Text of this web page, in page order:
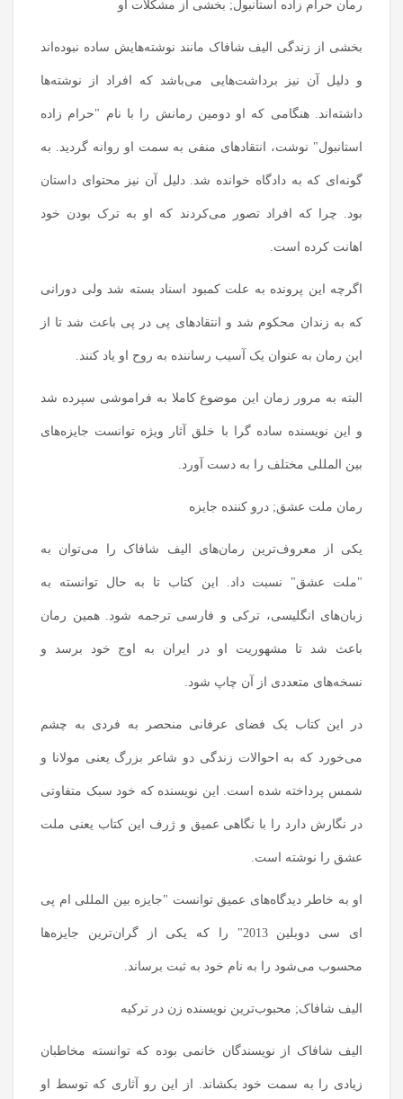
رمان حرام زاده استانبول; بخشی از مشکلات او
بخشی از زندگی الیف شافاک مانند نوشته‌هایش ساده نبوده‌اند
و دلیل آن نیز برداشت‌هایی می‌باشد که افراد از نوشته‌ها
داشته‌اند. هنگامی که او دومین رمانش را با نام "حرام زاده
استانبول" نوشت، انتقادهای منفی به سمت او روانه گردید. به
گونه‌ای که به دادگاه خوانده شد. دلیل آن نیز محتوای داستان
بود. چرا که افراد تصور می‌کردند که او به ترک بودن خود
اهانت کرده است.
اگرچه این پرونده به علت کمبود اسناد بسته شد ولی دورانی
که به زندان محکوم شد و انتقادهای پی در پی باعث شد تا از
این رمان به عنوان یک آسیب رساننده به روح او یاد کنند.
البته به مرور زمان این موضوع کاملا به فراموشی سپرده شد
و این نویسنده ساده گرا با خلق آثار ویژه توانست جایزه‌های
بین المللی مختلف را به دست آورد.
رمان ملت عشق; درو کننده جایزه
یکی از معروف‌ترین رمان‌های الیف شافاک را می‌توان به
"ملت عشق" نسبت داد. این کتاب تا به حال توانسته به
زبان‌های انگلیسی، ترکی و فارسی ترجمه شود. همین رمان
باعث شد تا مشهوریت او در ایران به اوج خود برسد و
نسخه‌های متعددی از آن چاپ شود.
در این کتاب یک فضای عرفانی منحصر به فردی به چشم
می‌خورد که به احوالات زندگی دو شاعر بزرگ یعنی مولانا و
شمس پرداخته شده است. این نویسنده که خود سبک متفاوتی
در نگارش دارد را با نگاهی عمیق و ژرف این کتاب یعنی ملت
عشق را نوشته است.
او به خاطر دیدگاه‌های عمیق توانست "جایزه بین المللی ام پی
ای سی دوبلین 2013" را که یکی از گران‌ترین جایزه‌ها
محسوب می‌شود را به نام خود به ثبت برساند.
الیف شافاک; محبوب‌ترین نویسنده زن در ترکیه
الیف شافاک از نویسندگان خانمی بوده که توانسته مخاطبان
زیادی را به سمت خود بکشاند. از این رو آثاری که توسط او